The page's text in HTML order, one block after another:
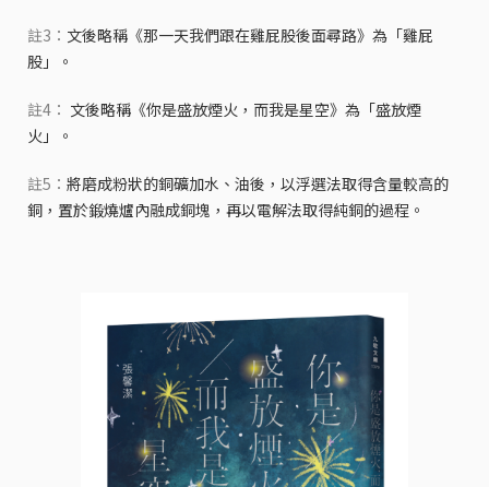
註3： 文後略稱《那一天我們跟在雞屁股後面尋路》為「雞屁
股」。
註4： 文後略稱《你是盛放煙火，而我是星空》為「盛放煙
火」。
註5： 將磨成粉狀的銅礦加水、油後，以浮選法取得含量較高的
銅，置於鍛燒爐內融成銅塊，再以電解法取得純銅的過程。